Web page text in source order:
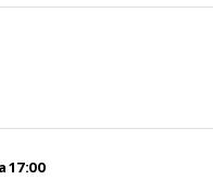
17:00